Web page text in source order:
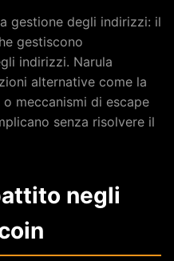
gestione degli indirizzi: il
gestiscono
indirizzi. Narula
alternative come la
meccanismi di escape
senza risolvere il
negli